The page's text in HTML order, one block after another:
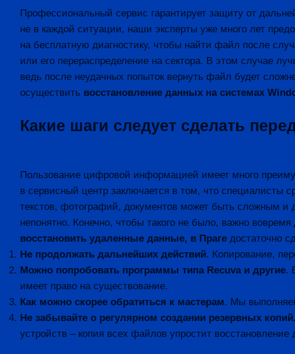
Профессиональный сервис гарантирует защиту от
не в каждой ситуации, наши эксперты уже много лет
на бесплатную диагностику, чтобы найти файл после
или его перераспределение на сектора. В этом случае
ведь после неудачных попыток вернуть файл будет
осуществить восстановление данных на системах
Какие шаги следует сделать
Пользование цифровой информацией имеет много
в сервисный центр заключается в том, что специалисты
текстов, фотографий, документов может быть сложным и
непонятно. Конечно, чтобы такого не было, важно
восстановить удаленные данные, в Прагедостаточно
Не продолжать дальнейших действий. Копирование,
Можно попробовать программы типа Recuva и другие.
имеет право на существование.
Как можно скорее обратиться к мастерам. Мы
Не забывайте о регулярном создании резервных копий.
устройств – копия всех файлов упростит